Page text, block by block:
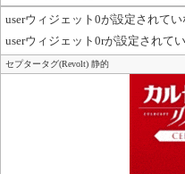
userウィジェット0が設定されて
userウィジェット0rが設定されて
セプタータグ(Revolt) 静的